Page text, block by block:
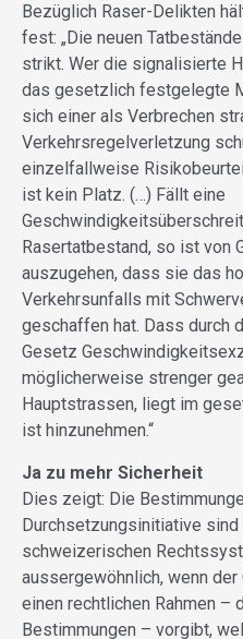
Bezüglich Raser-Delikten
fest: „Die neuen
strikt. Wer die signalisierte
das gesetzlich festgelegte
sich einer als Verbrechen
Verkehrsregelverletzung
einzelfallweise
ist kein Platz. (…) Fällt eine
Rasertatbestand, so ist von
auszugehen, dass sie das
Verkehrsunfalls mit
geschaffen hat. Dass durch
Gesetz
möglicherweise strenger
Hauptstrassen, liegt im
ist hinzunehmen.“
Ja zu mehr Sicherheit
Dies zeigt: Die
Durchsetzungsinitiative sind
schweizerischen
aussergewöhnlich, wenn
einen rechtlichen Rahmen –
Bestimmungen – vorgibt,